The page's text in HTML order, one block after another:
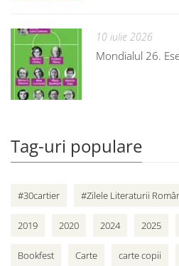
10 iulie 2026
Mondialul 26.
Tag-uri populare
#30cartier #Zilele Literaturii
2019 2020 2024 2025
Bookfest Carte carte copii